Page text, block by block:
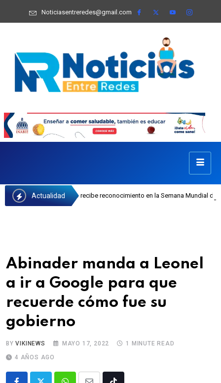
Noticiasentreredes@gmail.com
Actualidad
Castillo recibe reconocimiento en la Semana Mundial de la Lactancia
Abinader manda a Leonel
a ir a Google para que
recuerde cómo fue su
gobierno
BYVIKINEWS MAYO 17, 2022
1 MINUTE READ
4 AÑOS AGO